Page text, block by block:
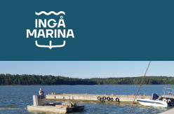
innehåll